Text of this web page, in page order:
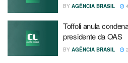
BY AGÊNCIA BRASIL
Toffoli anula
presidente da OAS
BY AGÊNCIA BRASIL